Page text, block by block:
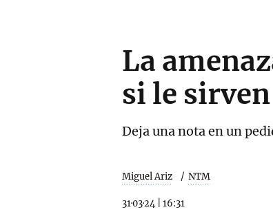
La
si le
Deja una nota en un
Miguel Ariz NTM
31·03·24 16:31